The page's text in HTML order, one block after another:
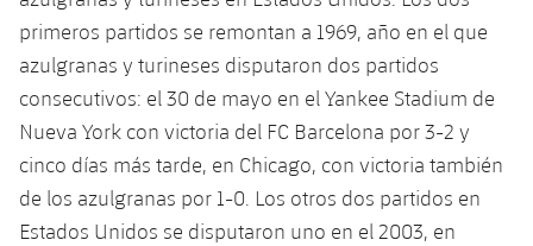
primeros partidos se remontan a 1969, año en el que
azulgranas y turineses disputaron dos partidos
consecutivos: el 30 de mayo en el Yankee Stadium de
Nueva York con victoria del FC Barcelona por 3-2 y
cinco días más tarde, en Chicago, con victoria también
de los azulgranas por 1-0. Los otros dos partidos en
Estados Unidos se disputaron uno en el 2003, en